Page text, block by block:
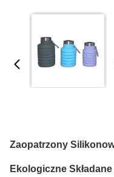
Zaopatrzony
Ekologiczne